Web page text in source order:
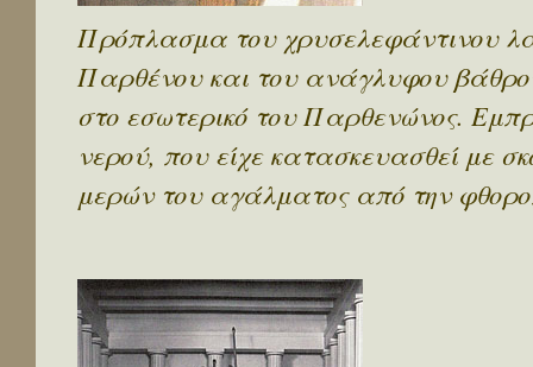
Πρόπλασμα του χρυσελεφάντινου
Παρθένου και του ανάγλυφου
στο εσωτερικό του Παρθενώνος.
νερού, που είχε κατασκευασθεί με
μερών του αγάλματος από την